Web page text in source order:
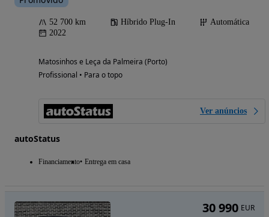
52 700 km Híbrido Plug-In
Automática
2022
Matosinhos e Leça da Palmeira (Porto)
Profissional • Para o topo
Ver anúncios
autoStatus
Financiamento Entrega em casa
30 990 EUR